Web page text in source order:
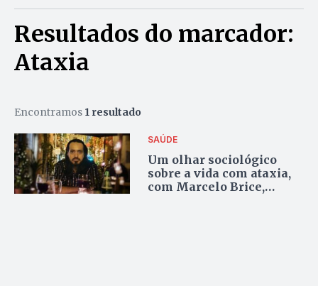
Resultados do marcador:
Ataxia
Encontramos 1 resultado
SAÚDE
Um olhar sociológico
sobre a vida com ataxia,
com Marcelo Brice,